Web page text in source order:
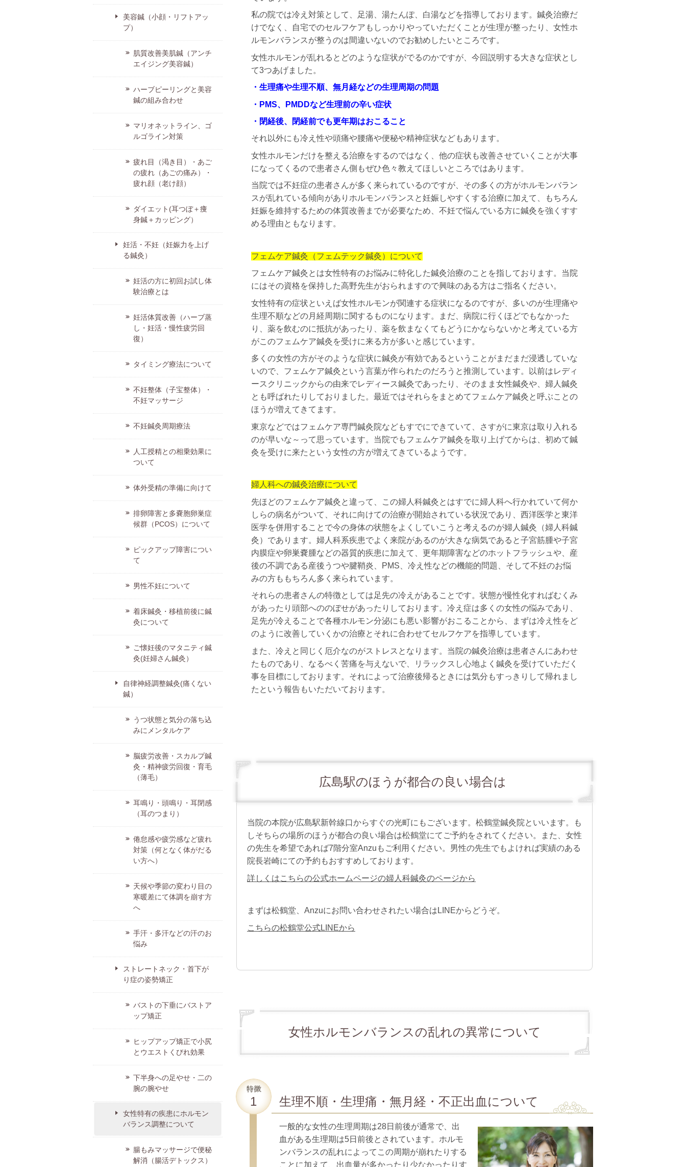
私の院では冷え対策として、足湯、湯たんぽ、白湯などを指導しております。鍼灸治療だ
けでなく、自宅でのセルフケアもしっかりやっていただくことが生理が整ったり、女性ホ
ルモンバランスが整うのは間違いないのでお勧めしたいところです。
女性ホルモンが乱れるとどのような症状がでるのかですが、今回説明する大きな症状とし
て3つあげました。
・生理痛や生理不順、無月経などの生理周期の問題
・PMS、PMDDなど生理前の辛い症状
・閉経後、閉経前でも更年期はおこること
それ以外にも冷え性や頭痛や腰痛や便秘や精神症状などもあります。
女性ホルモンだけを整える治療をするのではなく、他の症状も改善させていくことが大事
になってくるので患者さん側もぜひ色々教えてほしいところではあります。
当院では不妊症の患者さんが多く来られているのですが、その多くの方がホルモンバラン
スが乱れている傾向がありホルモンバランスと妊娠しやすくする治療に加えて、もちろん
妊娠を維持するための体質改善までが必要なため、不妊で悩んでいる方に鍼灸を強くすす
める理由ともなります。
フェムケア鍼灸（フェムテック鍼灸）について
フェムケア鍼灸とは女性特有のお悩みに特化した鍼灸治療のことを指しております。当院
にはその資格を保持した高野先生がおられますので興味のある方はご指名ください。
女性特有の症状といえば女性ホルモンが関連する症状になるのですが、多いのが生理痛や
生理不順などの月経周期に関するものになります。まだ、病院に行くほどでもなかった
り、薬を飲むのに抵抗があったり、薬を飲まなくてもどうにかならないかと考えている方
がこのフェムケア鍼灸を受けに来る方が多いと感じています。
多くの女性の方がそのような症状に鍼灸が有効であるということがまだまだ浸透していな
いので、フェムケア鍼灸という言葉が作られたのだろうと推測しています。以前はレディ
ースクリニックからの由来でレディース鍼灸であったり、そのまま女性鍼灸や、婦人鍼灸
とも呼ばれたりしておりました。最近ではそれらをまとめてフェムケア鍼灸と呼ぶことの
ほうが増えてきてます。
東京などではフェムケア専門鍼灸院などもすでにできていて、さすがに東京は取り入れる
のが早いな～って思っています。当院でもフェムケア鍼灸を取り上げてからは、初めて鍼
灸を受けに来たという女性の方が増えてきているようです。
婦人科への鍼灸治療について
先ほどのフェムケア鍼灸と違って、この婦人科鍼灸とはすでに婦人科へ行かれていて何か
しらの病名がついて、それに向けての治療が開始されている状況であり、西洋医学と東洋
医学を併用することで今の身体の状態をよくしていこうと考えるのが婦人鍼灸（婦人科鍼
灸）であります。 婦人科系疾患でよく来院があるのが大きな病気であると子宮筋腫や子宮
内膜症や卵巣嚢腫などの器質的疾患に加えて、更年期障害などのホットフラッシュや、産
後の不調である産後うつや腱鞘炎、PMS、冷え性などの機能的問題、そして不妊のお悩
みの方ももちろん多く来られています。
それらの患者さんの特徴としては足先の冷えがあることです。状態が慢性化すればむくみ
があったり頭部へののぼせがあったりしております。 冷え症は多くの女性の悩みであり、
足先が冷えることで各種ホルモン分泌にも悪い影響がおこることから、まずは冷え性をど
のように改善していくかの治療とそれに合わせてセルフケアを指導しています。
また、冷えと同じく厄介なのがストレスとなります。当院の鍼灸治療は患者さんにあわせ
たものであり、なるべく苦痛を与えないで、リラックスし心地よく鍼灸を受けていただく
事を目標にしております。それによって治療後帰るときには気分もすっきりして帰れまし
たという報告もいただいております。
広島駅のほうが都合の良い場合は
当院の本院が広島駅新幹線口からすぐの光町にもございます。松鶴堂鍼灸院といいます。も
しそちらの場所のほうが都合の良い場合は松鶴堂にてご予約をされてください。また、女性
の先生を希望であれば7階分室Anzuもご利用ください。男性の先生でもよければ実績のある
院長岩崎にての予約もおすすめしております。
詳しくはこちらの公式ホームページの婦人科鍼灸のページから
まずは松鶴堂、Anzuにお問い合わせされたい場合はLINEからどうぞ。
こちらの松鶴堂公式LINEから
女性ホルモンバランスの乱れの異常について
生理不順・生理痛・無月経・不正出血について
一般的な女性の生理周期は28日前後が通常で、出
血がある生理期は5日前後と されています。ホルモ
ンバランスの乱れによってこの周期が崩れたりする
ことに加えて、出血量が多かったり少なかったりす
美容鍼（小顔・リフトアッ
プ）
肌質改善美肌鍼（アンチ
エイジング美容鍼）
ハーブピーリングと美容
鍼の組み合わせ
マリオネットライン、ゴ
ルゴライン対策
疲れ目（渇き目）・あご
の疲れ（あごの痛み）・
疲れ顔（老け顔）
ダイエット(耳つぼ＋痩
身鍼＋カッピング）
妊活・不妊（妊娠力を上げ
る鍼灸）
妊活の方に初回お試し体
験治療とは
妊活体質改善（ハーブ蒸
し・妊活・慢性疲労回
復）
タイミング療法について
不妊整体（子宝整体）・
不妊マッサージ
不妊鍼灸周期療法
人工授精との相乗効果に
ついて
体外受精の準備に向けて
排卵障害と多嚢胞卵巣症
候群（PCOS）について
ピックアップ障害につい
て
男性不妊について
着床鍼灸・移植前後に鍼
灸について
ご懐妊後のマタニティ鍼
灸(妊婦さん鍼灸）
自律神経調整鍼灸(痛くない
鍼）
うつ状態と気分の落ち込
みにメンタルケア
脳疲労改善・スカルプ鍼
灸・精神疲労回復・育毛
（薄毛）
耳鳴り・頭鳴り・耳閉感
（耳のつまり）
倦怠感や疲労感など疲れ
対策（何となく体がだる
い方へ）
天候や季節の変わり目の
寒暖差にて体調を崩す方
へ
手汗・多汗などの汗のお
悩み
ストレートネック・首下が
り症の姿勢矯正
バストの下垂にバストア
ップ矯正
ヒップアップ矯正で小尻
とウエストくびれ効果
下半身への足やせ・二の
腕の腕やせ
女性特有の疾患にホルモン
バランス調整について
腸もみマッサージで便秘
解消（腸活デトックス）